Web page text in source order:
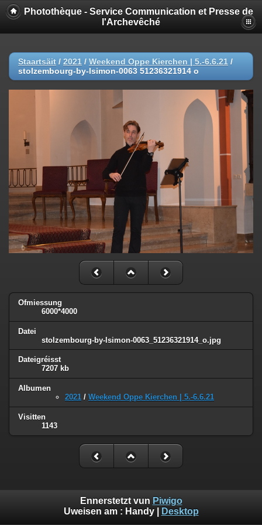
Photothèque - Service Communication et Presse de
l'Archevêché
Staartsäit / 2021 / Weekend Oppe Kierchen | 5.-6.6.21 /
stolzembourg-by-lsimon-0063 51236321914 o
Ofmiessung
6000*4000
Datei
stolzembourg-by-lsimon-0063_51236321914_o.jpg
Dateigréisst
7207 kb
Albumen
2021 / Weekend Oppe Kierchen | 5.-6.6.21
Visitten
1143
Ennerstetzt vun Piwigo
Uweisen am : Handy| Desktop